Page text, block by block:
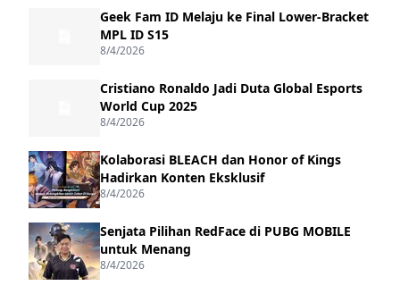
Geek Fam ID Melaju ke Final Lower-Bracket
MPL ID S15
8/4/2026
Cristiano Ronaldo Jadi Duta Global Esports
World Cup 2025
8/4/2026
Kolaborasi BLEACH dan Honor of Kings
Hadirkan Konten Eksklusif
8/4/2026
Senjata Pilihan RedFace di PUBG MOBILE
untuk Menang
8/4/2026